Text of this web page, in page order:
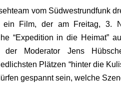
vom Südwestrundfunk
ein Film, der am Freitag, 3.
“Expedition in die Heimat”
der Moderator Jens
Plätzen “hinter die
gespannt sein, welche